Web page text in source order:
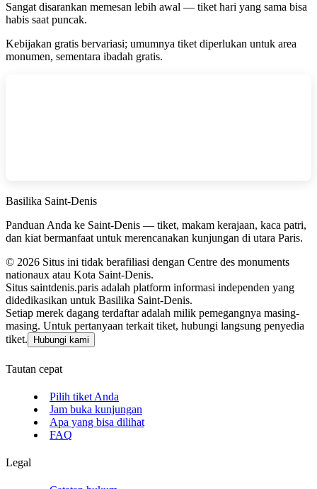
Sangat disarankan memesan lebih awal — tiket hari yang sama bisa
habis saat puncak.
Kebijakan gratis bervariasi; umumnya tiket diperlukan untuk area
monumen, sementara ibadah gratis.
Basilika Saint‑Denis
Panduan Anda ke Saint‑Denis — tiket, makam kerajaan, kaca patri,
dan kiat bermanfaat untuk merencanakan kunjungan di utara Paris.
© 2026 Situs ini tidak berafiliasi dengan Centre des monuments
nationaux atau Kota Saint‑Denis.
Situs saintdenis.paris adalah platform informasi independen yang
didedikasikan untuk Basilika Saint‑Denis.
Setiap merek dagang terdaftar adalah milik pemegangnya masing-
masing. Untuk pertanyaan terkait tiket, hubungi langsung penyedia
tiket.
Hubungi kami
Tautan cepat
Pilih tiket Anda
Jam buka kunjungan
Apa yang bisa dilihat
FAQ
Legal